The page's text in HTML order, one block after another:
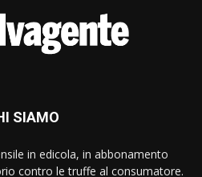
SIAMO
in edicola, in abbonamento
contro le truffe al consumatore.